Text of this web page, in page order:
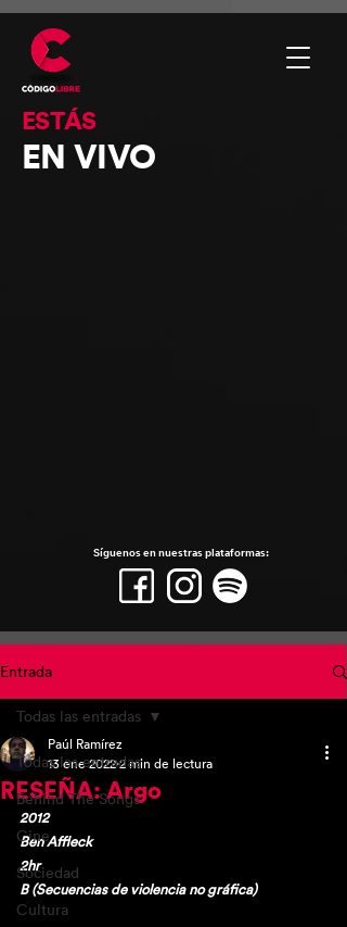
ESTÁS
EN VIVO
Síguenos en nuestras plataformas:
Entrada
Todas las entradas
Behind The Songs
Cine
Sociedad
Cultura
Todas las entradas
RESEÑA: Argo
Paúl Ramírez
13 ene 20222 min de lectura
2012
Ben Affleck
2hr
B (Secuencias de violencia no gráfica)